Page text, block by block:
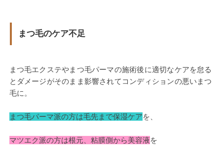
まつ毛のケア不足
まつ毛エクステやまつ毛パーマの施術後に適切なケアを怠る
とダメージがそのまま影響されてコンディションの悪いまつ
毛に。
まつ毛パーマ派の方は毛先まで保湿ケアを、
マツエク派の方は根元、粘膜側から美容液を